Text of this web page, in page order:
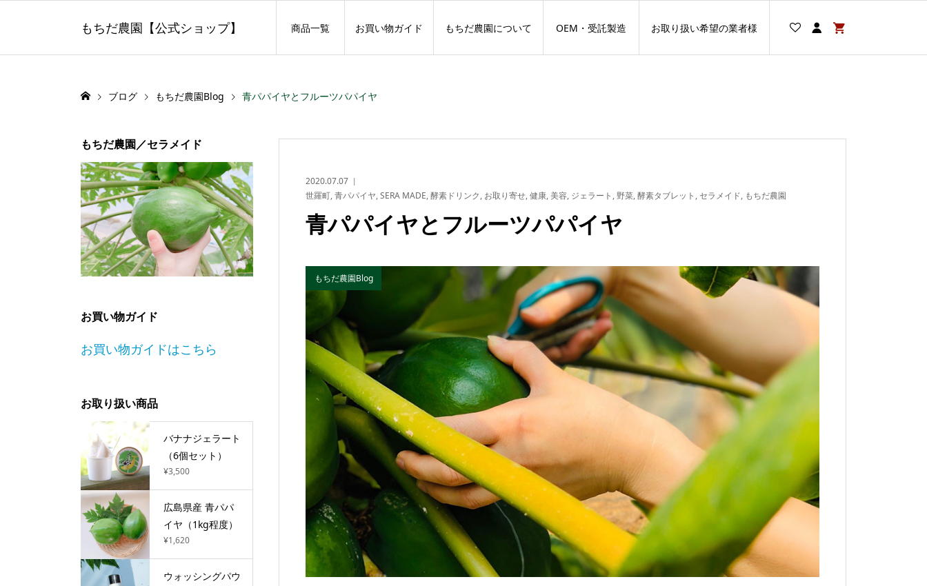
もちだ農園【公式ショップ】 商品一覧 お買い物ガイド もちだ農園について OEM・受託製造 お取り扱い希望の業者様
ブログ もちだ農園Blog 青パパイヤとフルーツパパイヤ
2020.07.07
世羅町,青パパイヤ,SERA MADE,酵素ドリンク, お取り寄せ,健康,美容, ジェラート ,野菜,酵素タブレット , セラメイド, もちだ農園
青パパイヤとフルーツパパイヤ
もちだ農園Blog
もちだ農園／セラメイド
お買い物ガイド
お買い物ガイドはこちら
お取り扱い商品
バナナジェラート
（6個セット）
¥3,500
広島県産 青パパ
イヤ（1kg程度）
¥1,620
ウォッシングパウ